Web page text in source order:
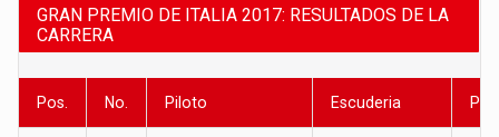
GRAN PREMIO DE ITALIA 2017: RESULTADOS DE LA
CARRERA
Pos. No. Piloto Escuderia